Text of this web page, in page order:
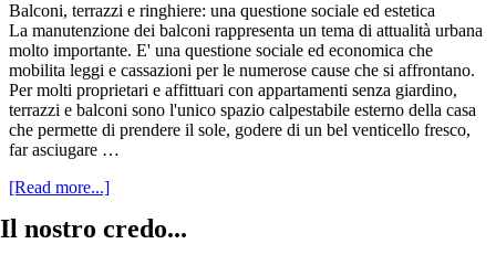
Balconi, terrazzi e ringhiere: una questione sociale ed estetica
La manutenzione dei balconi rappresenta un tema di attualità urbana
molto importante. E' una questione sociale ed economica che
mobilita leggi e cassazioni per le numerose cause che si affrontano.
Per molti proprietari e affittuari con appartamenti senza giardino,
terrazzi e balconi sono l'unico spazio calpestabile esterno della casa
che permette di prendere il sole, godere di un bel venticello fresco,
far asciugare …
[Read more...]
Il nostro credo...